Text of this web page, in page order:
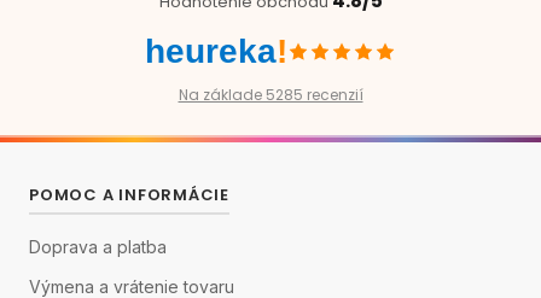
heureka!
Na základe 5285 recenzií
POMOC A INFORMÁCIE
Doprava a platba
Výmena a vrátenie tovaru